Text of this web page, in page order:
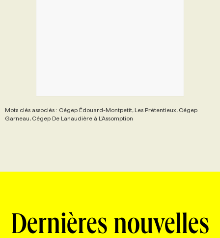
Mots clés associés : Cégep Édouard-Montpetit, Les Prétentieux, Cégep
Garneau, Cégep De Lanaudière à L’Assomption
Dernières nouvelles